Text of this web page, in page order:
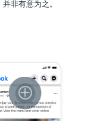
非有意为之。